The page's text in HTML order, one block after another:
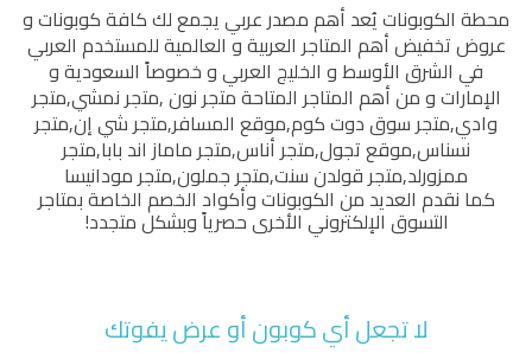
محطة الكوبوناتيُعد أهم مصدر عربي يجمع لك كافة كوبونات و
عروض تخفيض أهم المتاجر العربية و العالمية للمستخدم العربي
في الشرق الأوسط و الخليج العربي و خصوصاً السعودية و
الإمارات و من أهم المتاجر المتاحةمتجر نون,متجر نمشي,متجر
وادي,متجر سوق دوت كوم,موقع المسافر,متجر شي إن,متجر
نسناس,موقع تجول,متجر أناس,متجر ماماز اند بابا,متجر
ممزورلد,متجر قولدن سنت,متجر جملون,متجر مودانيسا
كما نقدم العديد من الكوبونات وأكواد الخصم الخاصة بمتاجر
التسوق الإلكتروني الأخرى حصرياً وبشكل متجدد!
لا تجعل أي كوبون أو عرض يفوتك